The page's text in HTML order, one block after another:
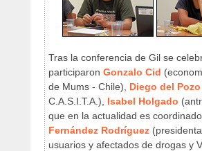
Tras la conferencia de Gil se
participaron Gonzalo Cid
de Mums - Chile), Diego del
C.A.S.I.T.A.), Isabel Holgado
que en la actualidad es
Fernández Rodríguez
usuarios y afectados de drogas y